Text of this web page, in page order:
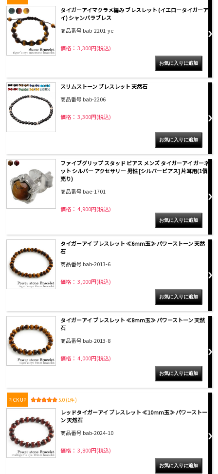
タイガーアイマクラメ編み ブレスレット (イエロータイガーア
イ) シャンバラブレス
商品番号 bab-2201-ye
価格： 3,300円(税込)
スリムストーン ブレスレット 天然石
商品番号 bab-2206
価格： 3,300円(税込)
ファイブグリップ スタッド ピアス メンズ タイガーアイ ガーネ
ット シルバー アクセサリー 男性 [シルバーピアス] 片耳用(1個
売り)
商品番号 bae-1701
価格： 4,900円(税込)
タイガーアイ ブレスレット ≪6mm玉≫ パワーストーン 天然
石
商品番号 bab-2013-6
価格： 3,000円(税込)
タイガーアイ ブレスレット ≪8mm玉≫ パワーストーン 天然
石
商品番号 bab-2013-8
価格： 4,000円(税込)
PICK UP 5.0 (1件)
レッドタイガーアイ ブレスレット ≪10mm玉≫ パワーストー
ン 天然石
商品番号 bab-2024-10
価格： 3,800円(税込)